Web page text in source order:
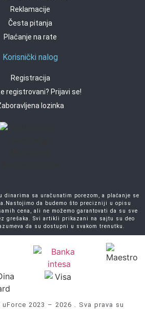
Reklamacije
Česta pitanja
Plaćanje na rate
Korisnički nalog
Registracija
registrovani? Prijavi se!
lozinka
dinarima sa uračunatim porezom, a plaćanje se
da budemo što precizniji u opisu
cena, ali ne možemo garantovati da su sve
grešaka. Svi artikli prikazani na sajtu su deo
da su dostupni u svakom trenutku.
2023 – 2026 . Sva prava su